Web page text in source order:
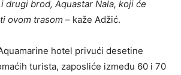
drugi brod, Aquastar Nala, koji će
ovom trasom – kaže Adžić.
hotel privući desetine
turista, zaposliće između 60 i 70